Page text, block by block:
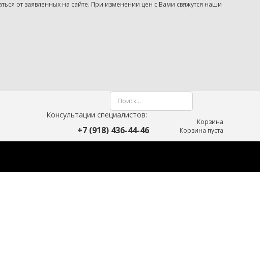
Консультации специалистов:
+7 (918) 436-44-46
Корзина
Корзина пуста